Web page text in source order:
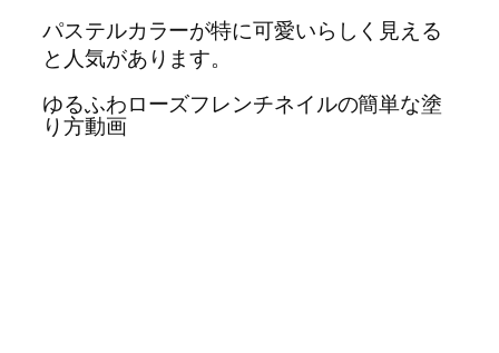
パステルカラーが特に可愛いらしく見える
と人気があります。
ゆるふわローズフレンチネイルの簡単な塗
り方動画